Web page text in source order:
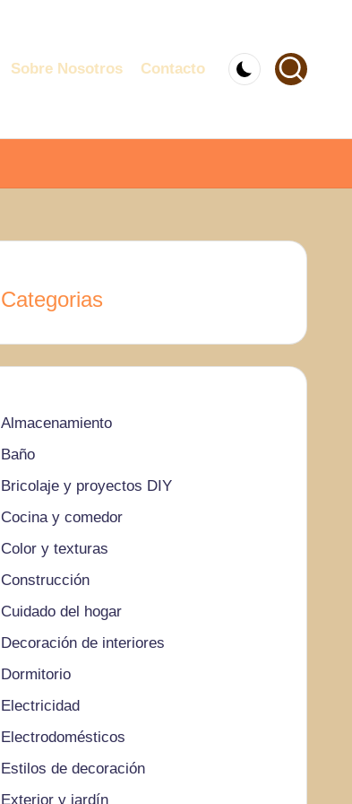
Sobre Nosotros Contacto
Categorias
Almacenamiento
Baño
Bricolaje y proyectos DIY
Cocina y comedor
Color y texturas
Construcción
Cuidado del hogar
Decoración de interiores
Dormitorio
Electricidad
Electrodomésticos
Estilos de decoración
Exterior y jardín